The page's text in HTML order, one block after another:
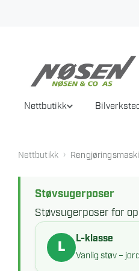
Nettbutikk
Nettbutikk ›
Støvsugerposer
Støvsugerposer for
L-klasse
Vanlig støv –